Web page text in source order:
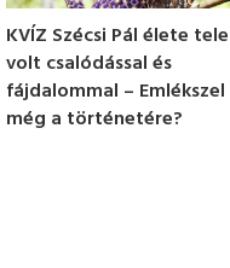
KVÍZ Szécsi Pál élete tele
volt csalódással és
fájdalommal – Emlékszel
még a történetére?